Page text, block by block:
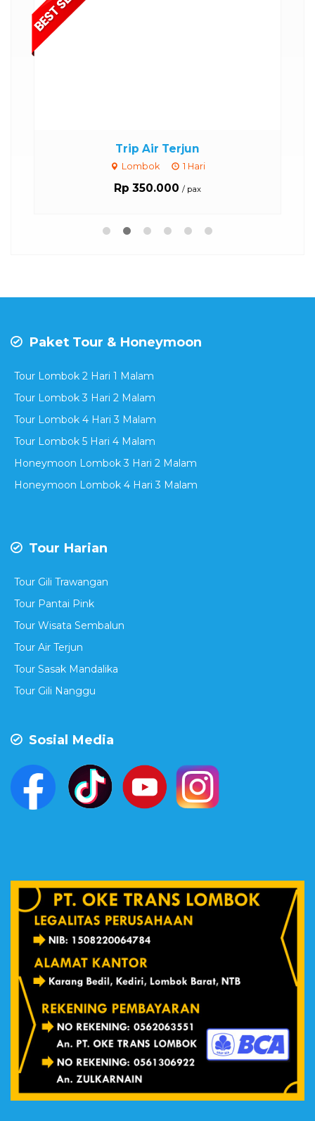
Trip Air Terjun
Lombok 1 Hari
Rp 350.000 / pax
Paket Tour & Honeymoon
Tour Lombok 2 Hari 1 Malam
Tour Lombok 3 Hari 2 Malam
Tour Lombok 4 Hari 3 Malam
Tour Lombok 5 Hari 4 Malam
Honeymoon Lombok 3 Hari 2 Malam
Honeymoon Lombok 4 Hari 3 Malam
Tour Harian
Tour Gili Trawangan
Tour Pantai Pink
Tour Wisata Sembalun
Tour Air Terjun
Tour Sasak Mandalika
Tour Gili Nanggu
Sosial Media